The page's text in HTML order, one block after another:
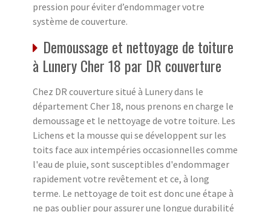
pression pour éviter d’endommager votre
système de couverture.
Demoussage et nettoyage de toiture
à Lunery Cher 18 par DR couverture
Chez DR couverture situé à Lunery dans le
département Cher 18, nous prenons en charge le
demoussage et le nettoyage de votre toiture. Les
Lichens et la mousse qui se développent sur les
toits face aux intempéries occasionnelles comme
l'eau de pluie, sont susceptibles d'endommager
rapidement votre revêtement et ce, à long
terme. Le nettoyage de toit est donc une étape à
ne pas oublier pour assurer une longue durabilité